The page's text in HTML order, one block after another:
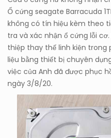
Ổ cứng seagate Barracuda
không có tín hiệu kèm theo
tra và xác nhận ổ cứng lỗi
thiệp thay thế linh kiện
liệu bằng thiết bị chuyên
việc của Anh đã được phục
ngày 3/8/20.